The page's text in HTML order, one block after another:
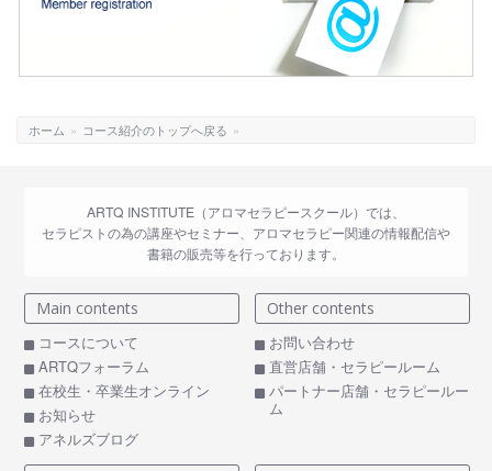
ホーム » コース紹介のトップへ戻る »
ARTQ INSTITUTE（アロマセラピースクール）では、
セラピストの為の講座やセミナー、アロマセラピー関連の情報配信や
書籍の販売等を行っております。
Main contents
コースについて
ARTQフォーラム
在校生・卒業生オンライン
お知らせ
アネルズブログ
Other contents
お問い合わせ
直営店舗・セラピールーム
パートナー店舗・セラピールー
ム